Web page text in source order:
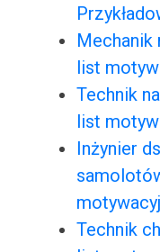
Mechanik
list
Technik
list
Inżynier
Technik